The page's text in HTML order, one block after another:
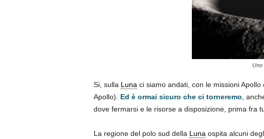
Uno
Si, sulla Luna ci siamo andati, con le missioni
Apollo). Ed è ormai sicuro che ci torneremo ,
dove fermarsi e le risorse a disposizione, prima fra
La regione del polo sud della Luna ospita alcuni